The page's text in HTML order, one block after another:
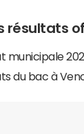
résultats
municipale
du bac à